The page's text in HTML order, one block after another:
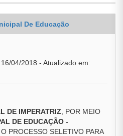
De Educação
04/2018 - Atualizado em:
DE IMPERATRIZ , POR MEIO
DE EDUCAÇÃO -
PROCESSO SELETIVO PARA